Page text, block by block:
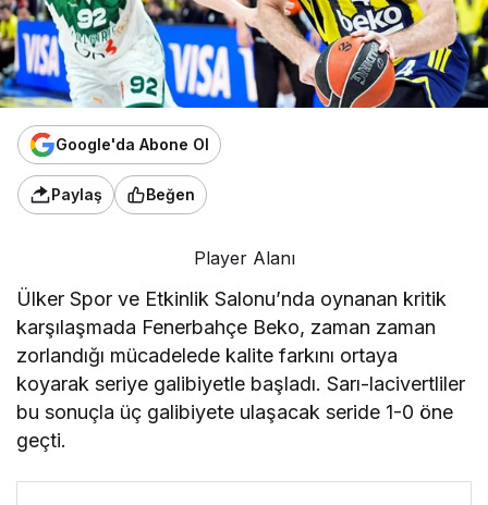
Google'da Abone Ol
Paylaş Beğen
Player Alanı
Ülker Spor ve Etkinlik Salonu’nda oynanan kritik
karşılaşmada Fenerbahçe Beko, zaman zaman
zorlandığı mücadelede kalite farkını ortaya
koyarak seriye galibiyetle başladı. Sarı-lacivertliler
bu sonuçla üç galibiyete ulaşacak seride 1-0 öne
geçti.